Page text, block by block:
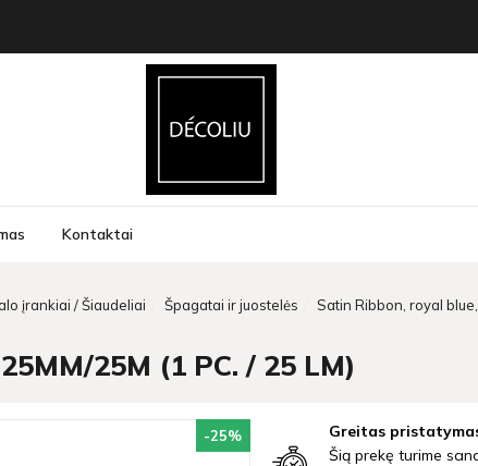
Kontaktai
įrankiai / Šiaudeliai Špagatai ir juostelės Satin Ribbon, royal
25M (1 PC. / 25 LM)
-25%
Greitas
Šią prekę turime